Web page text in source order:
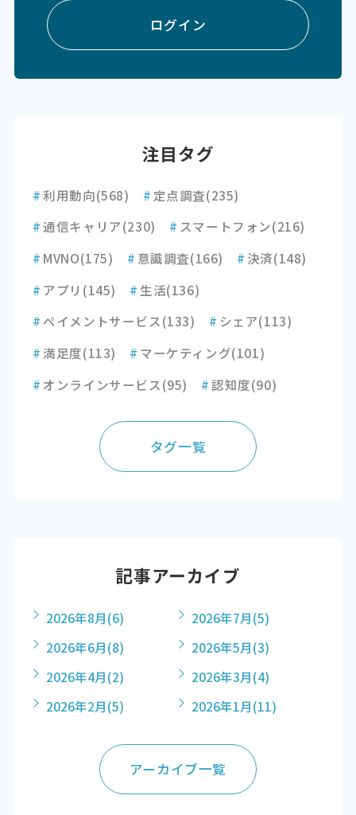
ログイン
注目タグ
#利用動向(568) # 定点調査(235)
#通信キャリア(230) # スマートフォン(216)
# MVNO(175) # 意識調査(166) # 決済(148)
# アプリ (145) # 生活(136)
# ペイメントサービス(133) # シェア(113)
#満足度(113) # マーケティング(101)
# オンラインサービス(95) #認知度(90)
タグ一覧
記事アーカイブ
2026年8月(6) 2026年7月(5)
2026年6月(8) 2026年5月(3)
2026年4月(2) 2026年3月(4)
2026年2月(5) 2026年1月(11)
アーカイブ一覧